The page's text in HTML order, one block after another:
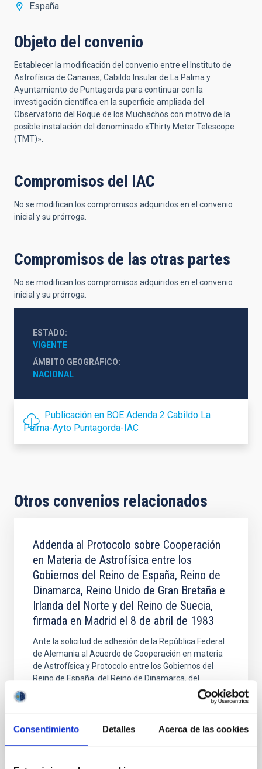
Consentimiento Detalles Acerca de las cookies
España
Objeto del convenio
Establecer la modificación del convenio entre el Instituto de
Astrofísica de Canarias, Cabildo Insular de La Palma y
Ayuntamiento de Puntagorda para continuar con la
investigación científica en la superficie ampliada del
Observatorio del Roque de los Muchachos con motivo de la
posible instalación del denominado «Thirty Meter Telescope
(TMT)».
Compromisos del IAC
No se modifican los compromisos adquiridos en el convenio
inicial y su prórroga.
Compromisos de las otras partes
No se modifican los compromisos adquiridos en el convenio
inicial y su prórroga.
ESTADO
VIGENTE
ÁMBITO GEOGRÁFICO
NACIONAL
Publicación en BOE Adenda 2 Cabildo La
Palma-Ayto Puntagorda-IAC
Otros convenios relacionados
Addenda al Protocolo sobre Cooperación
en Materia de Astrofísica entre los
Gobiernos del Reino de España, Reino de
Dinamarca, Reino Unido de Gran Bretaña e
Irlanda del Norte y del Reino de Suecia,
firmada en Madrid el 8 de abril de 1983
Ante la solicitud de adhesión de la República Federal
de Alemania al Acuerdo de Cooperación en materia
de Astrofísica y Protocolo entre los Gobiernos del
Reino de España, del Reino de Dinamarca, del